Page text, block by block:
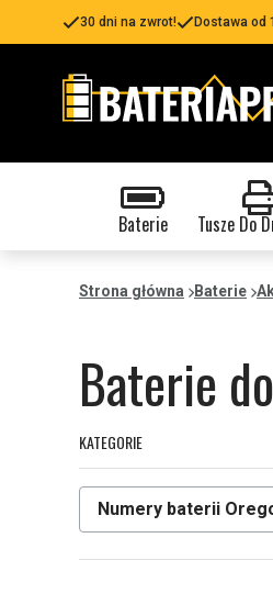
30 dni na zwrot! Dostawa od
Baterie Tusze Do
Strona główna Baterie
Baterie
KATEGORIE
Numery baterii